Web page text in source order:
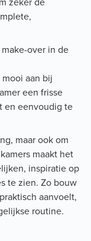
over in de
mooi aan bij
een frisse
en eenvoudig te
maar ook om
maakt het
inspiratie op
te zien. Zo bouw
aanvoelt,
routine.